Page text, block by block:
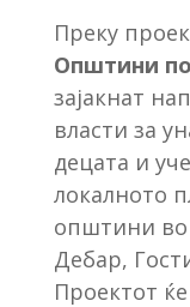
Преку
Општини
зајакнат
власти за
децата и
локалното
општини во
Дебар,
Проектот